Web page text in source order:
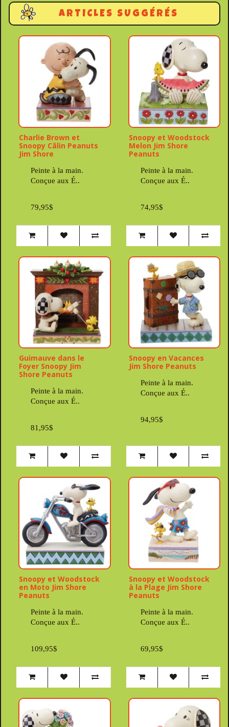
ARTICLES SUGGÉRÉS
Charlie Brown et
Snoopy Câlin Peanuts
Jim Shore
Peinte à la main.
Conçue aux É..
79,95$
Snoopy et Woodstock
Melon Jim Shore
Peanuts
Peinte à la main.
Conçue aux É..
74,95$
Guimauve dans le
Foyer Snoopy Jim
Shore Peanuts
Peinte à la main.
Conçue aux É..
81,95$
Snoopy en Vacances
Jim Shore Peanuts
Peinte à la main.
Conçue aux É..
94,95$
Snoopy et Woodstock
en Moto Jim Shore
Peanuts
Peinte à la main.
Conçue aux É..
109,95$
Snoopy et Woodstock
à la Plage Jim Shore
Peanuts
Peinte à la main.
Conçue aux É..
69,95$